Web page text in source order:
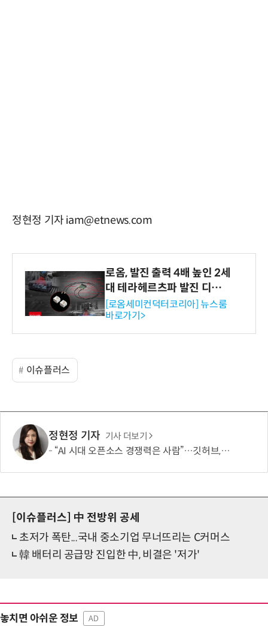
정현정 기자 iam@etnews.com
로옴, 발진 출력 4배 높인 2세
대 테라헤르츠파 발진 디바이
스 개발
[로옴세미컨덕터코리아] 뉴스룸
바로가기>
이슈플러스
정현정 기자 기사 더보기
“AI 시대 오픈소스 경쟁력은 사람”…깃허브, 유지관리자 지원 확대
[이슈플러스] 中 전방위 공세
초저가 폭탄...국내 중소기업 무너뜨리는 C커머스
韓 배터리 공급망 진입한 中, 비결은 '저가'
놓치면 아쉬운 정보 AD